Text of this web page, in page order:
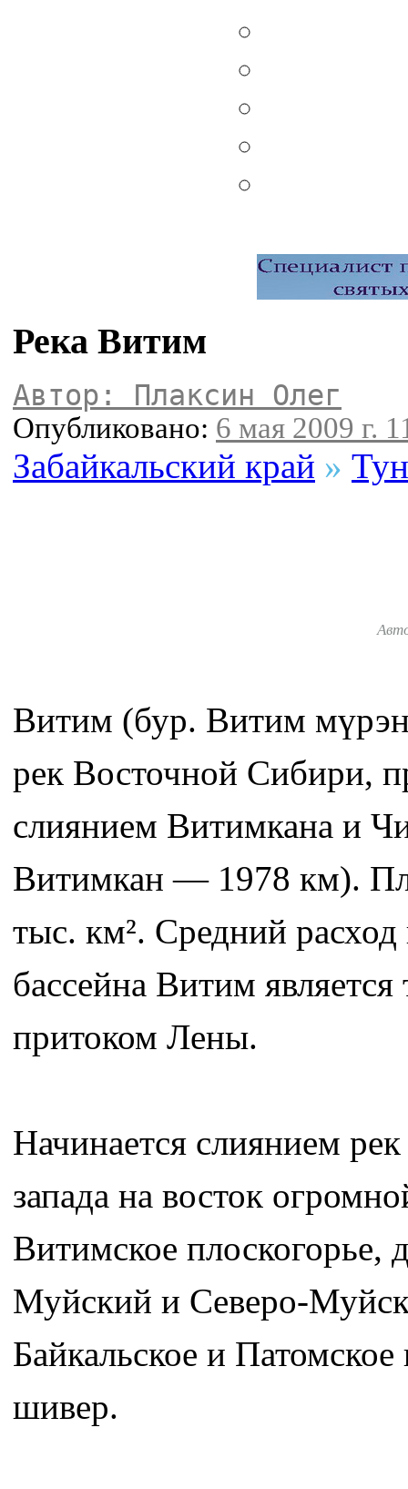
Река Витим
Автор: Плаксин Олег
Опубликовано: 6 мая 2009 г.
Забайкальский край »
Витим (бур. Витим
рек Восточной Сибири,
слиянием Витимкана и
Витимкан — 1978 км).
тыс. км². Средний
бассейна Витим
притоком Лены.
Начинается слиянием
запада на восток
Витимское плоскогорье,
Муйский и Северо-
Байкальское и
шивер.